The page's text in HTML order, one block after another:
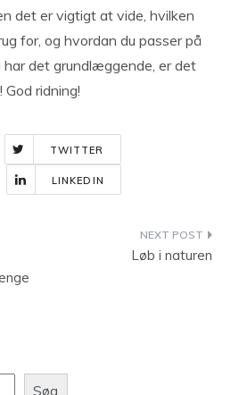
det er vigtigt at vide, hvilken
for, og hvordan du passer på
har det grundlæggende, er det
ridning!
TWITTER
LINKEDIN
Løb i naturen
Søg